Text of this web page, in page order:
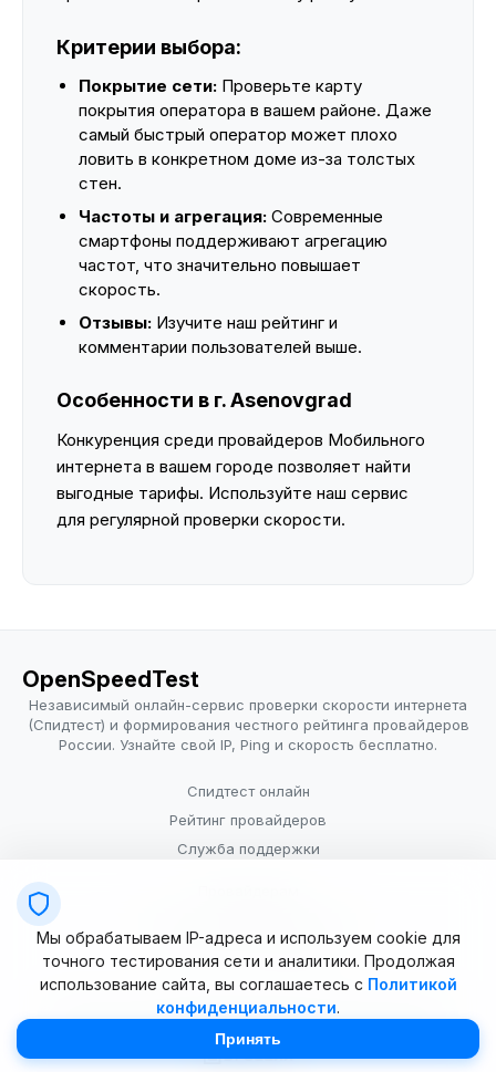
Критерии выбора:
Покрытие сети: Проверьте карту
покрытия оператора в вашем районе. Даже
самый быстрый оператор может плохо
ловить в конкретном доме из-за толстых
стен.
Частоты и агрегация: Современные
смартфоны поддерживают агрегацию
частот, что значительно повышает
скорость.
Отзывы: Изучите наш рейтинг и
комментарии пользователей выше.
Особенности в г. Asenovgrad
Конкуренция среди провайдеров Мобильного
интернета в вашем городе позволяет найти
выгодные тарифы. Используйте наш сервис
для регулярной проверки скорости.
OpenSpeedTest
Независимый онлайн-сервис проверки скорости интернета
(Спидтест) и формирования честного рейтинга провайдеров
России. Узнайте свой IP, Ping и скорость бесплатно.
Спидтест онлайн
Рейтинг провайдеров
Служба поддержки
Условия использования
© 2025–2026 OpenSpeedTest (ИП Долматова В.В.). Все права
Мы обрабатываем IP-адреса и используем cookie для
точного тестирования сети и аналитики. Продолжая
использование сайта, вы соглашаетесь с Политикой
конфиденциальности.
Принять